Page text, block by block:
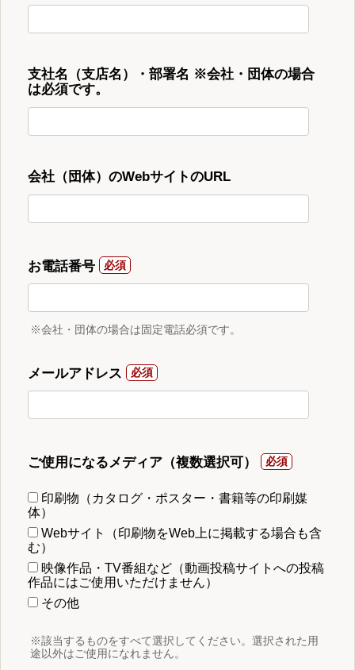
支社名（支店名）・部署名 ※会社・団体の場合
は必須です。
会社（団体）のWebサイトのURL
お電話番号
※会社・団体の場合は固定電話必須です。
メールアドレス
ご使用になるメディア（複数選択可）
印刷物（カタログ・ポスター・書籍等の印刷媒
体）
Webサイト（印刷物をWeb上に掲載する場合も含
む）
映像作品・TV番組など（動画投稿サイトへの投稿
作品にはご使用いただけません）
その他
※該当するものをすべて選択してください。選択された用
途以外はご使用になれません。